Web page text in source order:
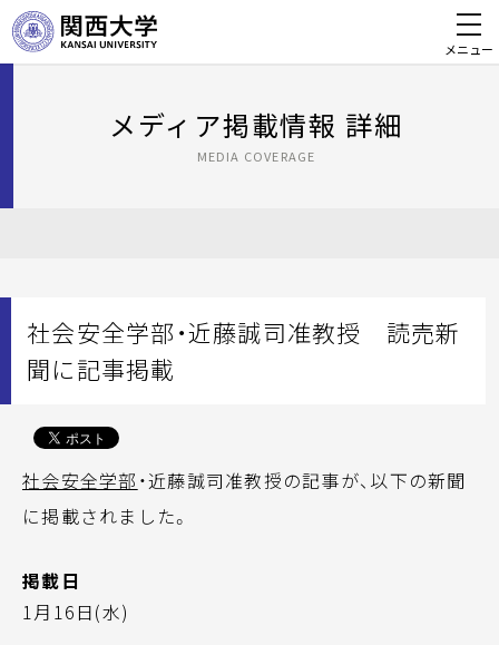
メニュー
メディア掲載情報 詳細
MEDIA COVERAGE
社会安全学部・近藤誠司准教授 読売新
聞に記事掲載
社会安全学部 ・近藤誠司准教授の記事が、以下の新聞
に掲載されました。
掲載日
1月16日(水)